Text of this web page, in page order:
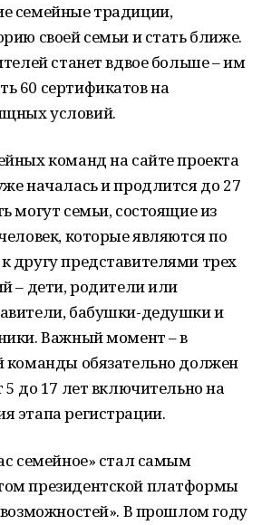
семейные традиции,
своей семьи и стать ближе.
станет вдвое больше – им
60 сертификатов на
условий.
команд на сайте проекта
началась и продлится до 27
могут семьи, состоящие из
которые являются по
другу представителями трех
– дети, родители или
бабушки-дедушки и
Важный момент – в
команды обязательно должен
5 до 17 лет включительно на
этапа регистрации.
семейное» стал самым
президентской платформы
возможностей». В прошлом году